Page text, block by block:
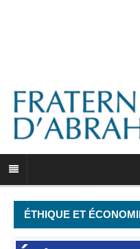
ÉTHIQUE ET
LIBÉRALISME ?